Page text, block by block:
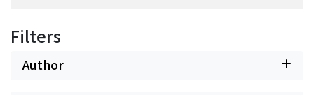
Filters
Author